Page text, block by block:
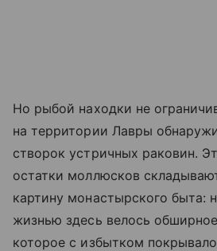
Но рыбой находки не
на территории Лавры
створок устричных раковин.
остатки моллюсков
картину монастырского быта:
жизнью здесь велось
которое с избытком